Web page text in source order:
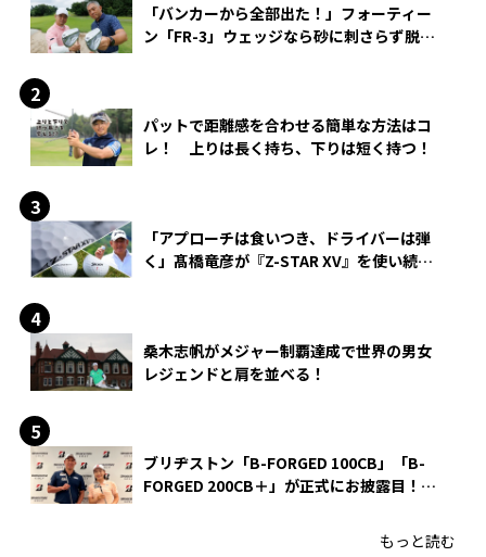
「バンカーから全部出た！」フォーティー
ン「FR-3」ウェッジなら砂に刺さらず脱出
パットで距離感を合わせる簡単な方法はコ
レ！ 上りは長く持ち、下りは短く持つ！
「アプローチは食いつき、ドライバーは弾
く」髙橋竜彦が『Z-STAR XV』を使い続け
桑木志帆がメジャー制覇達成で世界の男女
レジェンドと肩を並べる！
ブリヂストン「B-FORGED 100CB」「B-
FORGED 200CB＋」が正式にお披露目！
もっと読む